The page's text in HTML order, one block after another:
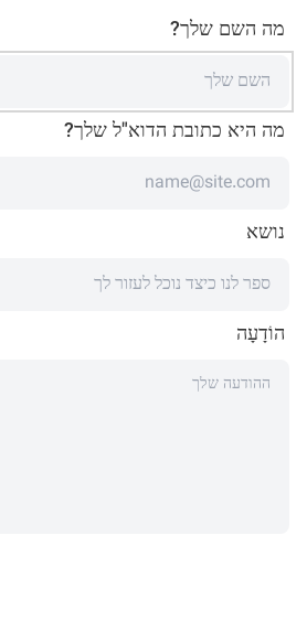
מה השם שלך?
מה היא כתובת הדוא"ל שלך?
נושא
הוֹדָעָה